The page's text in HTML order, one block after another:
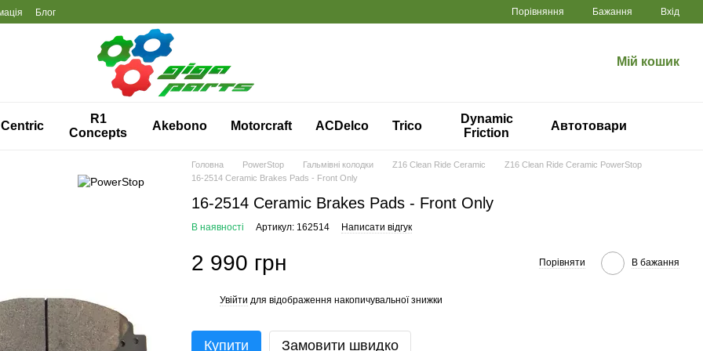
Блог Порівняння Бажання Вхід
Мій кошик
Centric
R1
Concepts
Akebono Motorcraft ACDelco Trico
Dynamic
Friction
Автотовари
Головна PowerStop Гальмівні колодки Z16 Clean Ride Ceramic
Z16 Clean Ride Ceramic PowerStop
16-2514 Ceramic Brakes Pads - Front Only
16-2514 Ceramic Brakes Pads - Front Only
В наявності Артикул: 162514 Написати відгук
2 990 грн Порівняти В бажання
Увійти для відображення накопичувальної знижки
Купити Замовити швидко